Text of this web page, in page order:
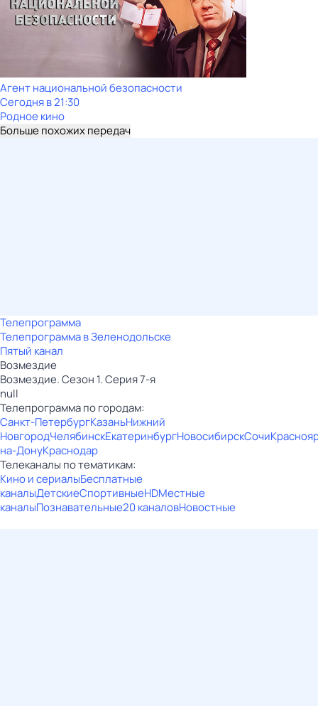
Агент национальной безопасности
Сегодня в 21:30
Родное кино
Больше похожих передач
Телепрограмма
Телепрограмма в Зеленодольске
Пятый канал
Возмездие
Возмездие. Сезон 1. Серия 7-я
null
Телепрограмма по городам:
Санкт-ПетербургКазаньНижний
НовгородЧелябинскЕкатеринбургНовосибирскСочи
на-ДонуКраснодар
Телеканалы по тематикам:
Кино и сериалыБесплатные
каналыДетскиеСпортивныеHDМестные
каналыПознавательные20 каналовНовостные